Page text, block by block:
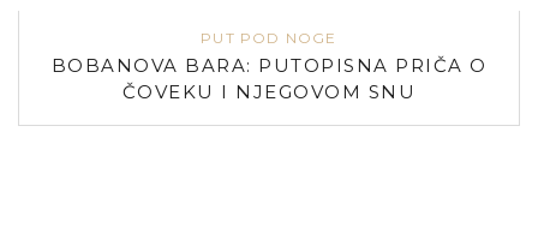
PUT POD NOGE
BOBANOVA BARA: PUTOPISNA PRIČA O
ČOVEKU I NJEGOVOM SNU